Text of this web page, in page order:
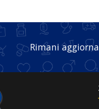
Rimani